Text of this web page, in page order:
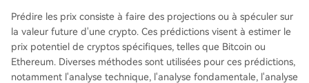
Prédire les prix consiste à faire des projections ou à spéculer sur
la valeur future d'une crypto. Ces prédictions visent à estimer le
prix potentiel de cryptos spécifiques, telles que Bitcoin ou
Ethereum. Diverses méthodes sont utilisées pour ces prédictions,
notamment l'analyse technique, l'analyse fondamentale, l'analyse